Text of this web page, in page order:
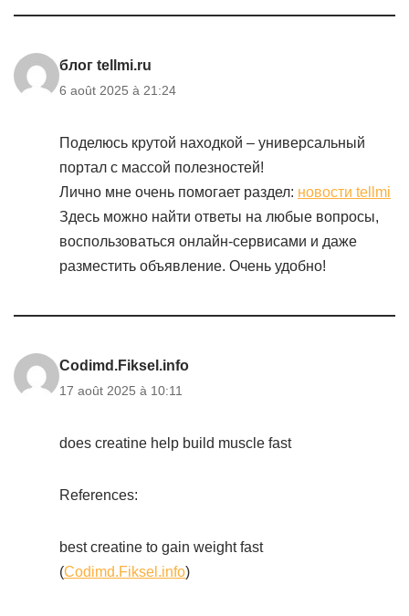
блог tellmi.ru
6 août 2025 à 21:24
Поделюсь крутой находкой – универсальный
портал с массой полезностей!
Лично мне очень помогает раздел: новости tellmi
Здесь можно найти ответы на любые вопросы,
воспользоваться онлайн-сервисами и даже
разместить объявление. Очень удобно!
Codimd.Fiksel.info
17 août 2025 à 10:11
does creatine help build muscle fast
References:
best creatine to gain weight fast
(Codimd.Fiksel.info)